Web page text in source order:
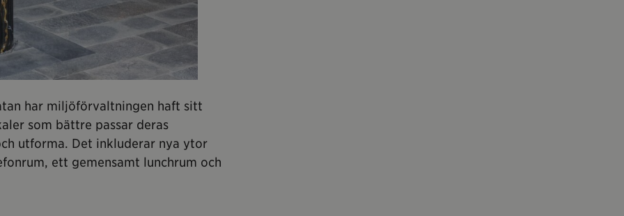
har miljöförvaltningen haft sitt
som bättre passar deras
utforma. Det inkluderar nya ytor
ett gemensamt lunchrum och